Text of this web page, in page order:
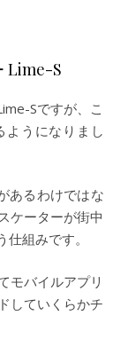
Lime-S
Sですが、こ
ようになりまし
あるわけではな
ケーターが街中
組みです。
モバイルアプリ
していくらかチ